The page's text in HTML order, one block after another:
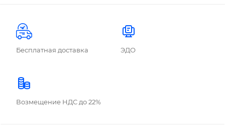
Бесплатная доставка ЭДО
Возмещение НДС до 22%